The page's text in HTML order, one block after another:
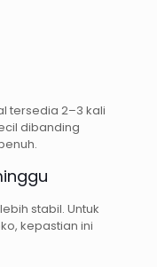
tersedia 2–3 kali
dibanding
stabil. Untuk
kepastian ini